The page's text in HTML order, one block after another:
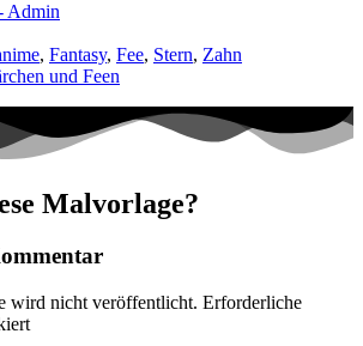
Admin
, Fantasy, Fee, Stern, Zahn
und Feen
Malvorlage?
wird nicht veröffentlicht. Erforderliche